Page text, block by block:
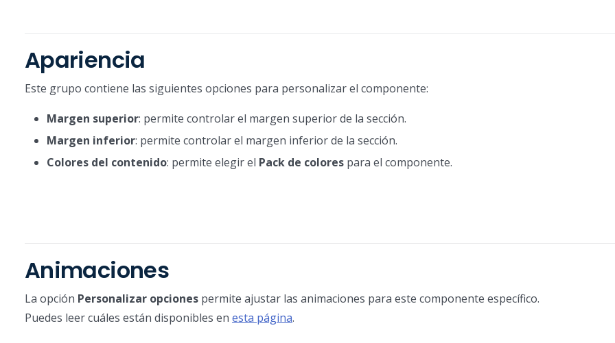
Apariencia
Este grupo contiene las siguientes opciones para personalizar el componente:
Margen superior: permite controlar el margen superior de la sección.
Margen inferior: permite controlar el margen inferior de la sección.
Colores del contenido: permite elegir el Pack de colores para el componente.
Animaciones
La opción Personalizar opciones permite ajustar las animaciones para este componente específico.
Puedes leer cuáles están disponibles en esta página.